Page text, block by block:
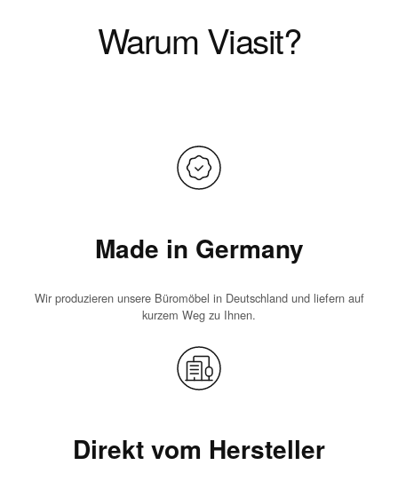
Warum Viasit?
Made in Germany
Wir produzieren unsere Büromöbel in Deutschland und liefern auf
kurzem Weg zu Ihnen.
Direkt vom Hersteller